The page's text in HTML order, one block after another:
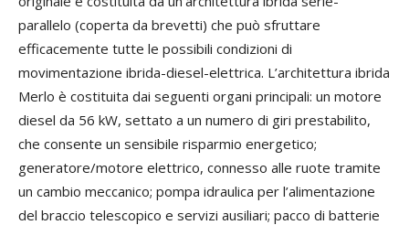
parallelo (coperta da brevetti) che può sfruttare
efficacemente tutte le possibili condizioni di
movimentazione ibrida-diesel-elettrica. L’architettura ibrida
Merlo è costituita dai seguenti organi principali: un motore
diesel da 56 kW, settato a un numero di giri prestabilito,
che consente un sensibile risparmio energetico;
generatore/motore elettrico, connesso alle ruote tramite
un cambio meccanico; pompa idraulica per l’alimentazione
del braccio telescopico e servizi ausiliari; pacco di batterie